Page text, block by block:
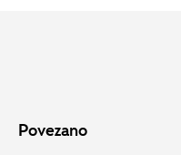
Povezano